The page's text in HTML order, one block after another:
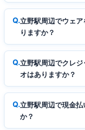
立野駅周辺でウェ
りますか？
立野駅周辺でクレ
オはありますか？
立野駅周辺で現金
か？